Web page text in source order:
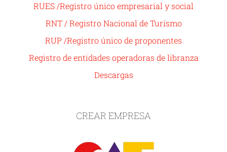
RUES /Registro único empresarial y social
RNT / Registro Nacional de Turismo
RUP /Registro único de proponentes
Registro de entidades operadoras de libranza
Descargas
CREAR EMPRESA